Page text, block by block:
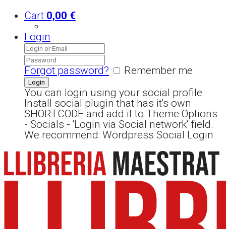
Cart 0,00 €
Login
Forgot password?
Remember me
You can login using your social profile
Install social plugin that has it's own
SHORTCODE and add it to Theme Options
- Socials - 'Login via Social network' field.
We recommend: Wordpress Social Login